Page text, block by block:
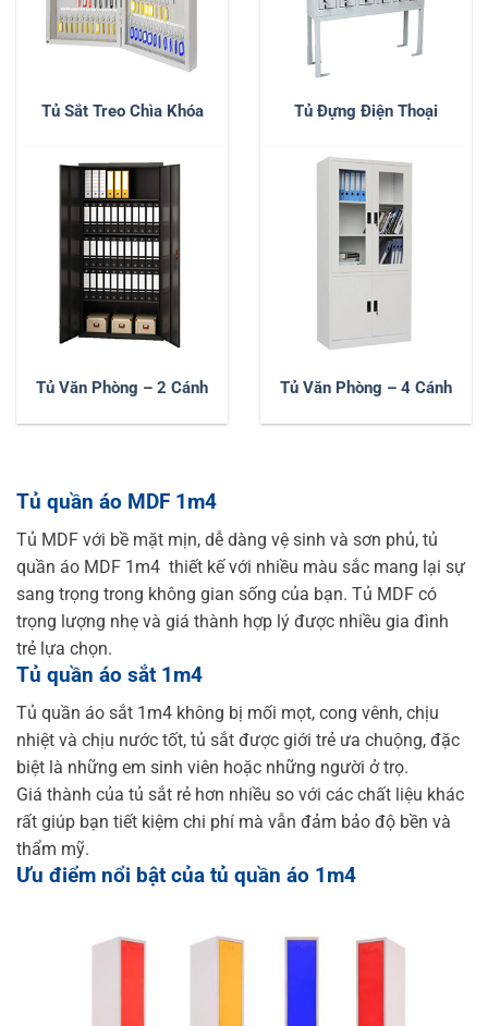
Tủ Sắt Treo Chìa Khóa
Tủ Văn Phòng – 2 Cánh
Tủ Đựng Điện Thoại
Tủ Văn Phòng – 4 Cánh
Tủ quần áo MDF 1m4
Tủ MDF với bề mặt mịn, dễ dàng vệ sinh và sơn phủ, tủ
quần áo MDF 1m4 thiết kế với nhiều màu sắc mang lại sự
sang trọng trong không gian sống của bạn. Tủ MDF có
trọng lượng nhẹ và giá thành hợp lý được nhiều gia đình
trẻ lựa chọn.
Tủ quần áo sắt 1m4
Tủ quần áo sắt 1m4 không bị mối mọt, cong vênh, chịu
nhiệt và chịu nước tốt, tủ sắt được giới trẻ ưa chuộng, đặc
biệt là những em sinh viên hoặc những người ở trọ.
Giá thành của tủ sắt rẻ hơn nhiều so với các chất liệu khác
rất giúp bạn tiết kiệm chi phí mà vẫn đảm bảo độ bền và
thẩm mỹ.
Ưu điểm nổi bật của tủ quần áo 1m4